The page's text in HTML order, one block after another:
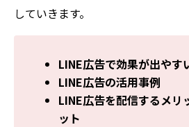
していきます。
LINE広告で効果が出やす
LINE広告の活用事例
LINE広告を配信するメリ
ット